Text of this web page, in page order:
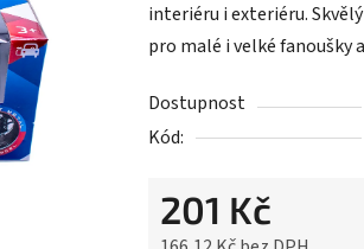
interiéru i exteriéru.
pro malé i velké fanoušky
Dostupnost
Kód:
201 Kč